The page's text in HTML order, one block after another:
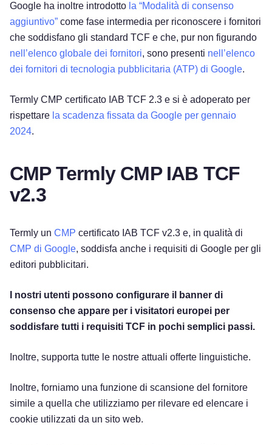
Google ha inoltre introdotto la “Modalità di consenso
aggiuntivo” come fase intermedia per riconoscere i fornitori
che soddisfano gli standard TCF e che, pur non figurando
nell’elenco globale dei fornitori, sono presenti nell’elenco
dei fornitori di tecnologia pubblicitaria (ATP) di Google.
Termly CMP certificato IAB TCF 2.3 e si è adoperato per
rispettare la scadenza fissata da Google per gennaio
2024.
CMP Termly CMP IAB TCF
v2.3
Termly un CMP certificato IAB TCF v2.3 e, in qualità di
CMP di Google, soddisfa anche i requisiti di Google per gli
editori pubblicitari.
I nostri utenti possono configurare il banner di
consenso che appare per i visitatori europei per
soddisfare tutti i requisiti TCF in pochi semplici passi.
Inoltre, supporta tutte le nostre attuali offerte linguistiche.
Inoltre, forniamo una funzione di scansione del fornitore
simile a quella che utilizziamo per rilevare ed elencare i
cookie utilizzati da un sito web.